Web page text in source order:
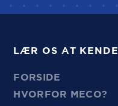
LÆR OS AT KENDE
FORSIDE
HVORFOR MECO?